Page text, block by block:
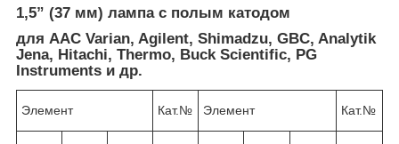
1,5” (37 мм) лампа с полым катодом
для ААС Varian, Agilent, Shimadzu, GBC, Analytik
Jena, Hitachi, Thermo, Buck Scientific, PG
Instruments и др.
Элемент Кат.№ Элемент Кат.№